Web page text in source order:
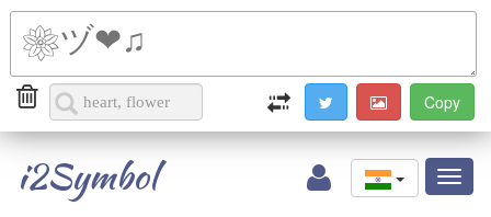
i2Symbol